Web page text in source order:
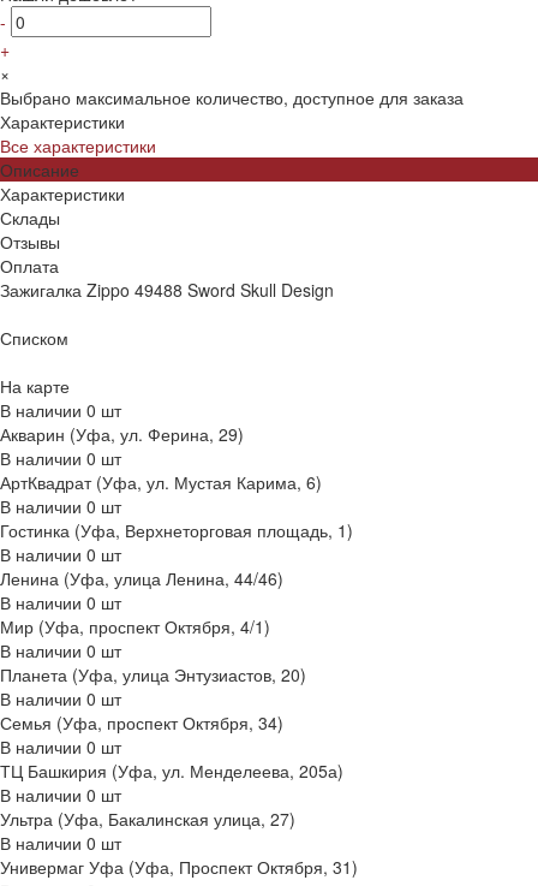
-
+
×
Выбрано максимальное количество, доступное для заказа
Характеристики
Все характеристики
Описание
Характеристики
Склады
Отзывы
Оплата
Зажигалка Zippo 49488 Sword Skull Design
Списком
На карте
В наличии 0 шт
Акварин (Уфа, ул. Ферина, 29)
В наличии 0 шт
АртКвадрат (Уфа, ул. Мустая Карима, 6)
В наличии 0 шт
Гостинка (Уфа, Верхнеторговая площадь, 1)
В наличии 0 шт
Ленина (Уфа, улица Ленина, 44/46)
В наличии 0 шт
Мир (Уфа, проспект Октября, 4/1)
В наличии 0 шт
Планета (Уфа, улица Энтузиастов, 20)
В наличии 0 шт
Семья (Уфа, проспект Октября, 34)
В наличии 0 шт
ТЦ Башкирия (Уфа, ул. Менделеева, 205а)
В наличии 0 шт
Ультра (Уфа, Бакалинская улица, 27)
В наличии 0 шт
Универмаг Уфа (Уфа, Проспект Октября, 31)